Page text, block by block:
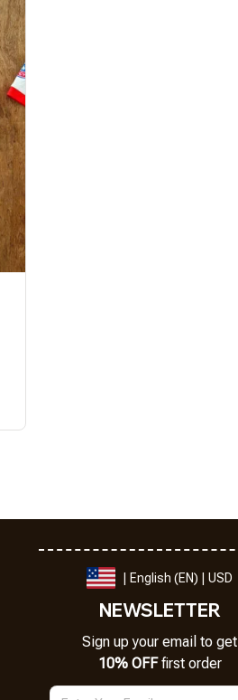
| English (EN) | USD
NEWSLETTER
Sign up your email to get
10% OFF first order